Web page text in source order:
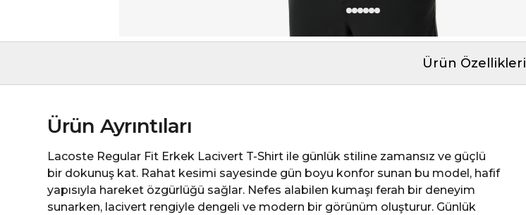
Ürün Özellikleri
Ürün Ayrıntıları
Lacoste Regular Fit Erkek Lacivert T-Shirt ile günlük stiline zamansız ve güçlü
bir dokunuş kat. Rahat kesimi sayesinde gün boyu konfor sunan bu model, hafif
yapısıyla hareket özgürlüğü sağlar. Nefes alabilen kumaşı ferah bir deneyim
sunarken, lacivert rengiyle dengeli ve modern bir görünüm oluşturur. Günlük